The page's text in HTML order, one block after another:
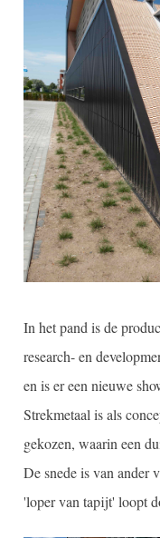
In het pand is de
research- en
en is er een nieuwe
Strekmetaal is als
gekozen, waarin een
De snede is van ander
'loper van tapijt' loopt